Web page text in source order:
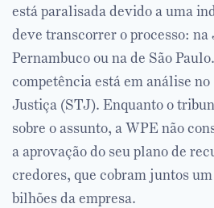
está paralisada devido a uma
deve transcorrer o processo: na
Pernambuco ou na de São
competência está em análise
Justiça (STJ). Enquanto o
sobre o assunto, a WPE não
a aprovação do seu plano de
credores, que cobram juntos
bilhões da empresa.